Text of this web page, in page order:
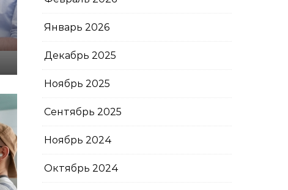
Январь 2026
Декабрь 2025
Ноябрь 2025
Сентябрь 2025
Ноябрь 2024
Октябрь 2024